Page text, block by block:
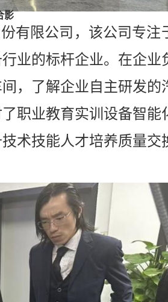
影
有限公司，该公司专注
业的标杆企业。在企业
，了解企业自主研发的
职业教育实训设备智能
术技能人才培养质量交